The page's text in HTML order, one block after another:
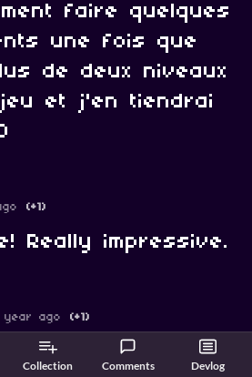
Collection Comments Devlog
faire quelques
une fois que
de deux niveaux
et j'en tiendrai
(+1)
Really impressive.
year ago (+1)
a great demo.